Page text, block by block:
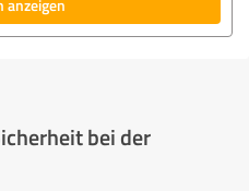
anzeigen
bei der